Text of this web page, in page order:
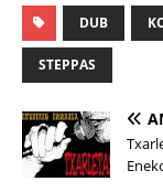
DUB
STEPPAS